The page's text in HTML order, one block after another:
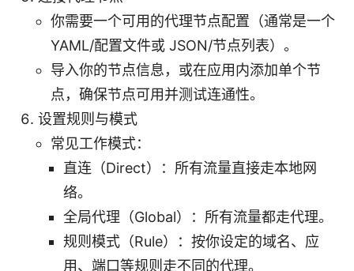
你需要一个可用的代理节点配置（通常是一个
YAML/配置文件或 JSON/节点列表）。
导入你的节点信息，或在应用内添加单个节
点，确保节点可用并测试连通性。
设置规则与模式
常见工作模式：
直连（Direct）：所有流量直接走本地网
络。
全局代理（Global）：所有流量都走代理。
规则模式（Rule）：按你设定的域名、应
用、端口等规则走不同的代理。